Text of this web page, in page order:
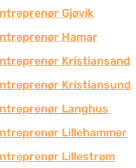
Gjøvik
Hamar
Kristiansand
Kristiansund
Langhus
Lillehammer
Lillestrøm